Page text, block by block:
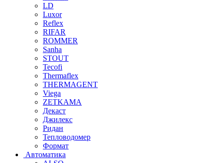
LD
Luxor
Reflex
RIFAR
ROMMER
Sanha
STOUT
Tecofi
Thermaflex
THERMAGENT
Viega
ZETKAMA
Декаст
Джилекс
Ридан
Тепловодомер
Формат
Автоматика